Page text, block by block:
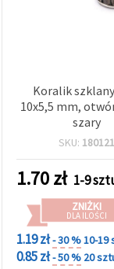
Koralik
10x5,5 mm,
szary
SKU: 180121
1.70zł 1-9
ZNIŻKI
DLA ILOŚCI
1.19 zł- 30 %10-19
0.85 zł- 50 % 20